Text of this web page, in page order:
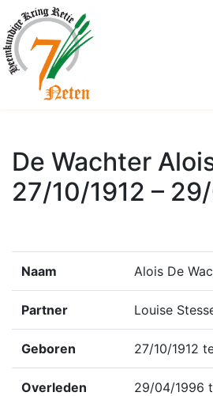
De Wachter
27/10/1912 –
Naam Alois De
Partner Louise
Geboren 27/10/1912
Overleden 29/04/1996